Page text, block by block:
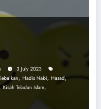
3 July 2023
, Hadis Nabi, Hasad,
Kisah Teladan Islam,